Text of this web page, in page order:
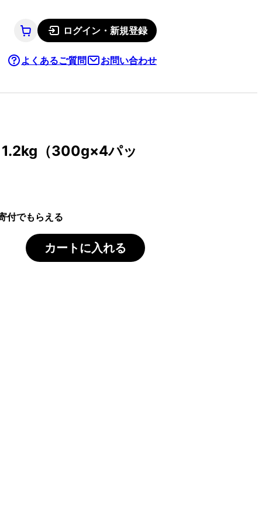
ログイン・新規登録
よくあるご質問 お問い合わせ
1.2kg（300g×4パッ
付でもらえる
カートに入れる